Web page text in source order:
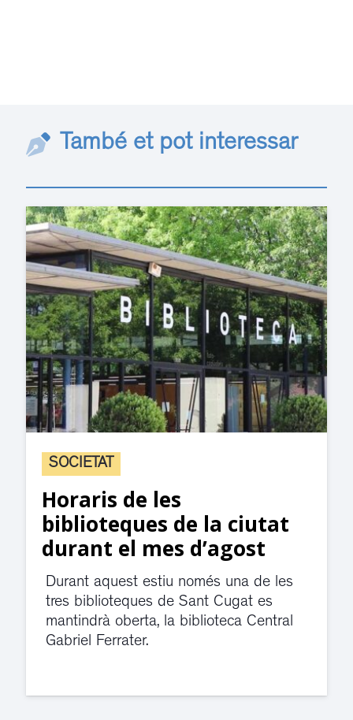
També et pot interessar
SOCIETAT
Horaris de les
biblioteques de la ciutat
durant el mes d’agost
Durant aquest estiu només una de les
tres biblioteques de Sant Cugat es
mantindrà oberta, la biblioteca Central
Gabriel Ferrater.